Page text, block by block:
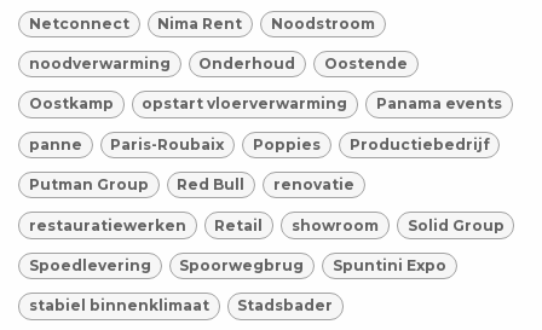
Netconnect Nima Rent Noodstroom
noodverwarming Onderhoud Oostende
Oostkamp opstart vloerverwarming Panama events
panne Paris-Roubaix Poppies Productiebedrijf
Putman Group Red Bull renovatie
restauratiewerken Retail showroom Solid Group
Spoedlevering Spoorwegbrug Spuntini Expo
stabiel binnenklimaat Stadsbader